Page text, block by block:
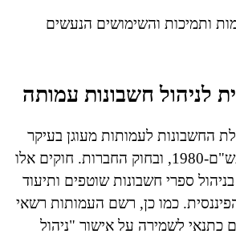
ותמיכות והשימושים הנעשים
לניהול חשבונות עמותה
החשבונות לעמותות מעוגן בעיקר
בחוק העמותות, התש"ם-1980, ובחוק החברות. חוקים אלו
ספרי חשבונות שוטפים ותיעוד
כמו כן, רשם העמותות רשאי
כתנאי לשמירה על אישור "ניהול